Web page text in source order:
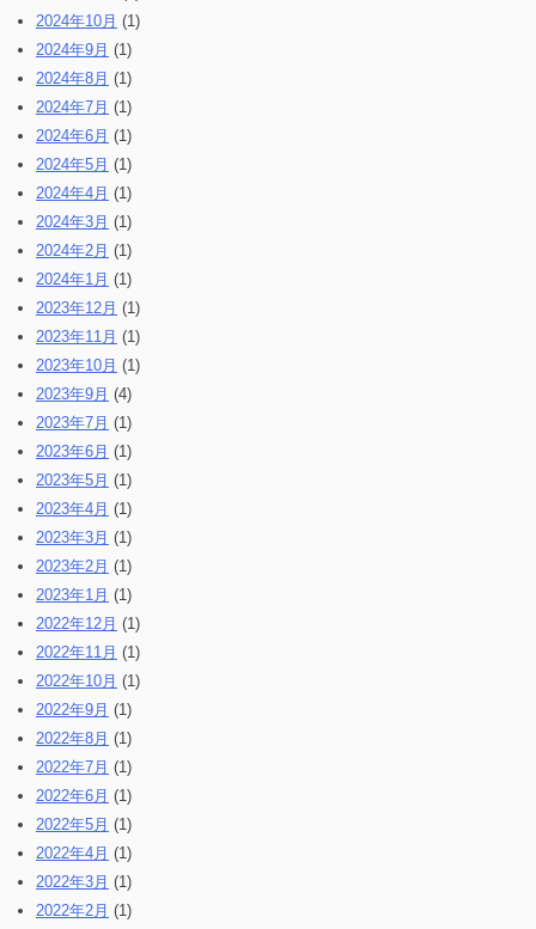
2024年10月 (1)
2024年9月 (1)
2024年8月 (1)
2024年7月 (1)
2024年6月 (1)
2024年5月 (1)
2024年4月 (1)
2024年3月 (1)
2024年2月 (1)
2024年1月 (1)
2023年12月 (1)
2023年11月 (1)
2023年10月 (1)
2023年9月 (4)
2023年7月 (1)
2023年6月 (1)
2023年5月 (1)
2023年4月 (1)
2023年3月 (1)
2023年2月 (1)
2023年1月 (1)
2022年12月 (1)
2022年11月 (1)
2022年10月 (1)
2022年9月 (1)
2022年8月 (1)
2022年7月 (1)
2022年6月 (1)
2022年5月 (1)
2022年4月 (1)
2022年3月 (1)
2022年2月 (1)